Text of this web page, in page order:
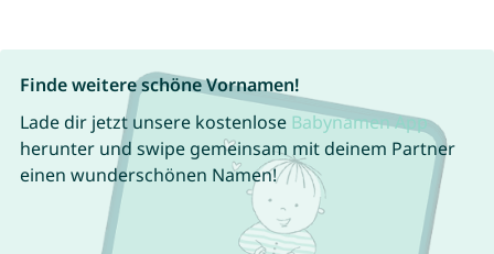
Finde weitere schöne Vornamen!
Lade dir jetzt unsere kostenlose Babynamen App
herunter und swipe gemeinsam mit deinem Partner
einen wunderschönen Namen!